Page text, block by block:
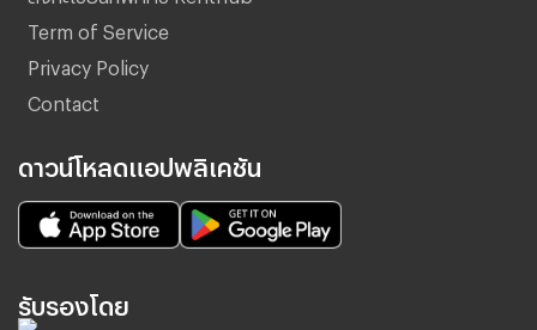
Term of Service
Privacy Policy
Contact
ดาวน์โหลดแอปพลิเคชัน
รับรองโดย